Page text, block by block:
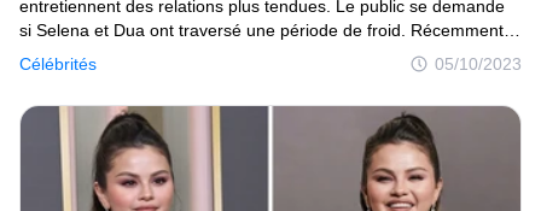
Célébrités 05/10/2023
entretiennent des relations plus tendues. Le public se demande
si Selena et Dua ont traversé une période de froid. Récemment,
Selena Gomez a évoqué un sujet qui a suscité l’inquiétude de ses
fans : pourquoi a-t-elle choisi de ne plus suivre Dua Lipa sur
Instagram ? Elle a cependant pris la parole avec une grande
sincérité pour répondre à cette question. Tous les détails sont
exposés dans cet article.